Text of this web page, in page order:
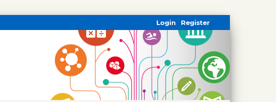
Register
Login